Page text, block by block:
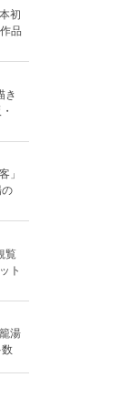
初
品
き
」
覧
ト
湯